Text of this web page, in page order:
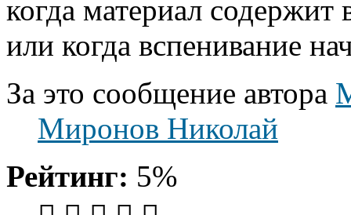
когда материал
или когда вспенивание
За это сообщение автора
Миронов Николай
Рейтинг: 5%